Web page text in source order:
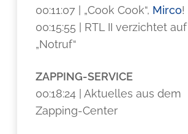
00:11:07 | „Cook Cook“, Mirco!
00:15:55 | RTL II verzichtet auf
„Notruf“
ZAPPING-SERVICE
00:18:24 | Aktuelles aus dem
Zapping-Center